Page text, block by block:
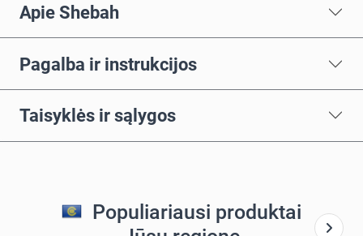
Apie Shebah
Pagalba ir instrukcijos
Taisyklės ir sąlygos
Populiariausi produktai